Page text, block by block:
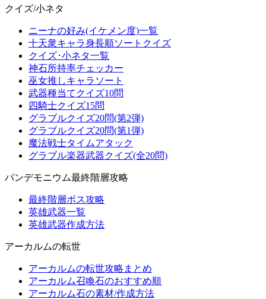
クイズ/小ネタ
ニーナの好み(イケメン度)一覧
十天衆キャラ身長順ソートクイズ
クイズ･小ネタ一覧
神石所持率チェッカー
巫女推しキャラソート
武器種当てクイズ10問
四騎士クイズ15問
グラブルクイズ20問(第2弾)
グラブルクイズ20問(第1弾)
魔法戦士タイムアタック
グラブル楽器武器クイズ(全20問)
パンデモニウム最終階層攻略
最終階層ボス攻略
英雄武器一覧
英雄武器作成方法
アーカルムの転世
アーカルムの転世攻略まとめ
アーカルム召喚石のおすすめ順
アーカルム石の素材/作成方法